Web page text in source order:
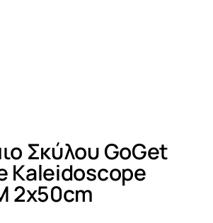
Σκύλου GoGet
Kaleidoscope
2x50cm